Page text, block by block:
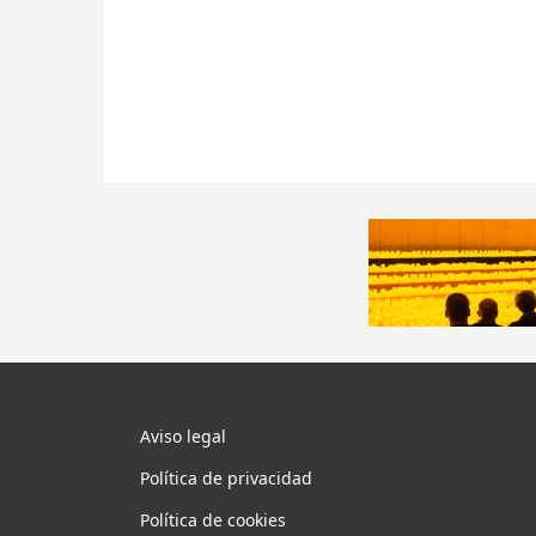
Aviso legal
Política de privacidad
Política de cookies